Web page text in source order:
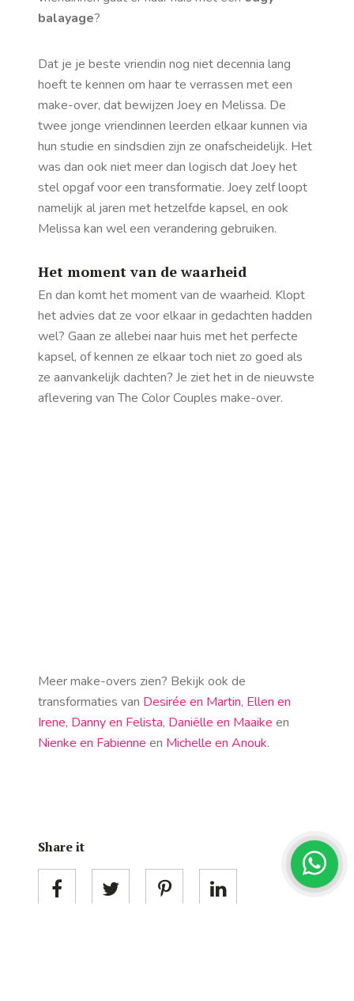
balayage?
Dat je je beste vriendin nog niet decennia lang
hoeft te kennen om haar te verrassen met een
make-over, dat bewijzen Joey en Melissa. De
twee jonge vriendinnen leerden elkaar kunnen via
hun studie en sindsdien zijn ze onafscheidelijk. Het
was dan ook niet meer dan logisch dat Joey het
stel opgaf voor een transformatie. Joey zelf loopt
namelijk al jaren met hetzelfde kapsel, en ook
Melissa kan wel een verandering gebruiken.
Het moment van de waarheid
En dan komt het moment van de waarheid. Klopt
het advies dat ze voor elkaar in gedachten hadden
wel? Gaan ze allebei naar huis met het perfecte
kapsel, of kennen ze elkaar toch niet zo goed als
ze aanvankelijk dachten? Je ziet het in de nieuwste
aflevering van The Color Couples make-over.
Meer make-overs zien? Bekijk ook de
transformaties van Desirée en Martin, Ellen en
Irene, Danny en Felista, Daniëlle en Maaike en
Nienke en Fabienne en Michelle en Anouk.
Share it